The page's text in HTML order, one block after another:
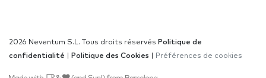
2026 Neventum S.L. Tous droits réservés Politique de
confidentialité
Politique des Cookies Préférences de cookies